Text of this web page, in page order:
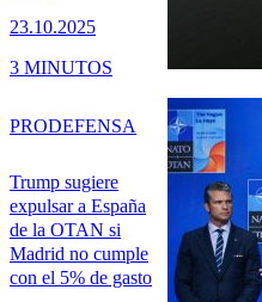
23.10.2025
3 MINUTOS
Trump sugiere
expulsar a España
de la OTAN si
Madrid no cumple
con el 5% de gasto
PRODEFENSA